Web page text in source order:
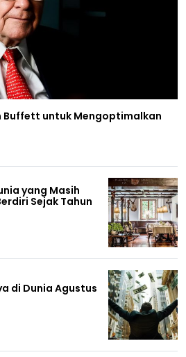
Buffett untuk Mengoptimalkan
yang Masih
Sejak Tahun
di Dunia Agustus